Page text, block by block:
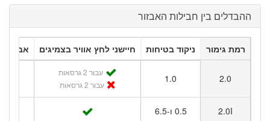
ההבדלים בין חבילות האבזור
רמת גימור ניקוד בטיחות חיישני לחץ אוויר בצמיגים אבזור
2.0
1.0
עבור 2 גרסאות
עבור 2 גרסאות
2.0I 0.5 ו-6.5